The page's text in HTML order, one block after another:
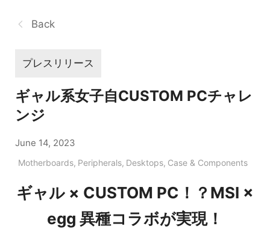
Back
プレスリリース
ギャル系女子自CUSTOM PCチャレ
ンジ
June 14, 2023
Motherboards, Peripherals, Desktops, Case & Components
ギャル × CUSTOM PC！？MSI ×
egg 異種コラボが実現！